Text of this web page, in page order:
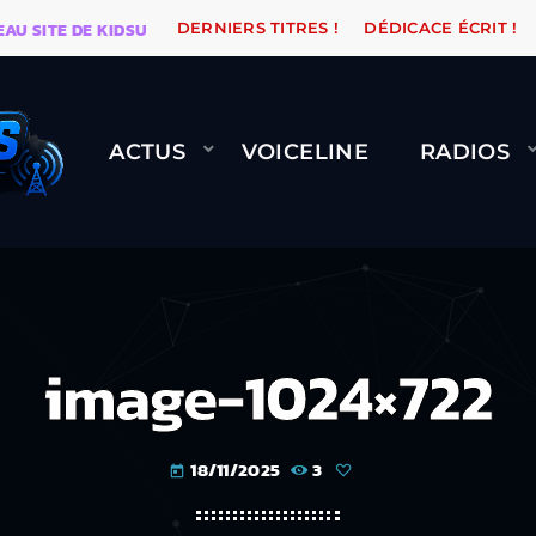
DE KIDSUNE WARÉTRO ORANGE ROAD QUI
DERNIERS TITRES ! DÉDICACE ÉCRIT !
ACTUS VOICELINE RADIOS
image-1024×722
today 18/11/2025 3